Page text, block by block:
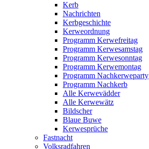
Kerb
Nachrichten
Kerbgeschichte
Kerweordnung
Programm Kerwefreitag
Programm Kerwesamstag
Programm Kerwesonntag
Programm Kerwemontag
Programm Nachkerweparty
Programm Nachkerb
Alle Kerwevädder
Alle Kerwewätz
Bildscher
Blaue Buwe
Kerwesprüche
Fastnacht
Volksradfahren